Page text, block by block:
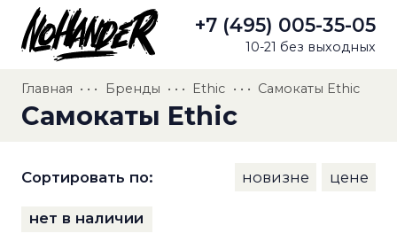
+7 (495) 005-35-05
10-21 без выходных
Главная • • • Бренды • • • Ethic • • • Самокаты Ethic
Самокаты Ethic
Сортировать по: новизне цене
нет в наличии